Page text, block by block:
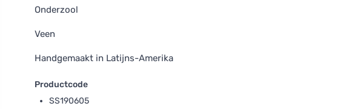
Onderzool
Veen
Handgemaakt in Latijns-Amerika
Productcode
SS190605